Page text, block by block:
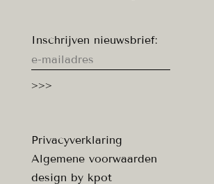
Inschrijven nieuwsbrief:
Privacyverklaring
Algemene voorwaarden
design by kpot